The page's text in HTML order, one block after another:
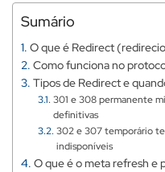
Sumário
O que é Redirect
Como funciona no
Tipos de Redirect e
301 e 308 permanente
definitivas
302 e 307 temporário
indisponíveis
O que é o meta refresh e